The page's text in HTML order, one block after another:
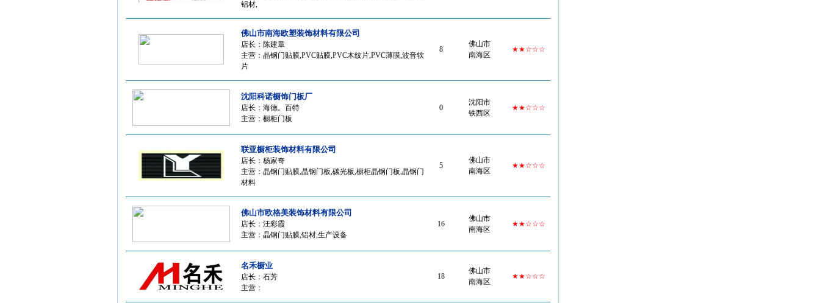
铝材,
佛山市南海欧塑装饰材料有限公司
店长：陈建章
主营：晶钢门贴膜,PVC贴膜,PVC木纹片,PVC薄膜,波音软
片
8
佛山市
南海区
★★☆☆☆
沈阳科诺橱饰门板厂
店长：海德。百特
主营：橱柜门板
0
沈阳市
铁西区
★★☆☆☆
联亚橱柜装饰材料有限公司
店长：杨家奇
主营：晶钢门贴膜,晶钢门板,碳光板,橱柜晶钢门板,晶钢门
材料
5
佛山市
南海区
★★☆☆☆
佛山市欧格美装饰材料有限公司
店长：汪彩霞
主营：晶钢门贴膜,铝材,生产设备
16
佛山市
南海区
★★☆☆☆
名禾橱业
店长：石芳
主营：
18
佛山市
南海区
★★☆☆☆